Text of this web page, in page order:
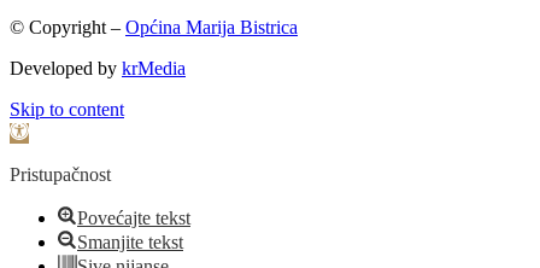
© Copyright – Općina Marija Bistrica
Developed by krMedia
Skip to content
Open toolbar
Pristupačnost
Povećajte tekst
Smanjite tekst